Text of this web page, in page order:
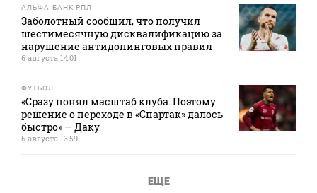
АЛЬФА-БАНК РПЛ
Заболотный сообщил, что получил
шестимесячную дисквалификацию за
нарушение антидопинговых правил
6 августа 14:01
ФУТБОЛ
«Сразу понял масштаб клуба. Поэтому
решение о переходе в «Спартак» далось
быстро» — Даку
6 августа 13:59
ЕЩЕ